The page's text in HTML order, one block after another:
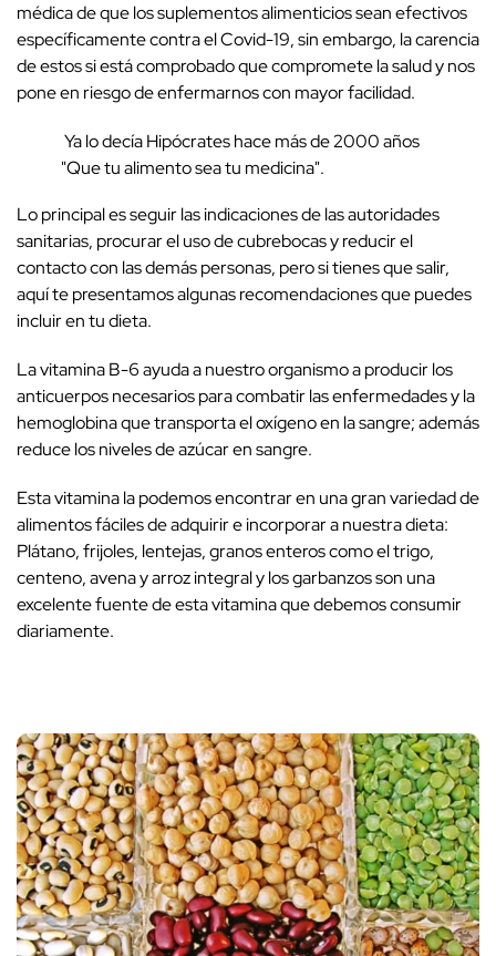
médica de que los suplementos alimenticios sean efectivos
específicamente contra el Covid-19, sin embargo, la carencia
de estos si está comprobado que compromete la salud y nos
pone en riesgo de enfermarnos con mayor facilidad.
Ya lo decía Hipócrates hace más de 2000 años
"Que tu alimento sea tu medicina".
Lo principal es seguir las indicaciones de las autoridades
sanitarias, procurar el uso de cubrebocas y reducir el
contacto con las demás personas, pero si tienes que salir,
aquí te presentamos algunas recomendaciones que puedes
incluir en tu dieta.
La vitamina B-6 ayuda a nuestro organismo a producir los
anticuerpos necesarios para combatir las enfermedades y la
hemoglobina que transporta el oxígeno en la sangre; además
reduce los niveles de azúcar en sangre.
Esta vitamina la podemos encontrar en una gran variedad de
alimentos fáciles de adquirir e incorporar a nuestra dieta:
Plátano, frijoles, lentejas, granos enteros como el trigo,
centeno, avena y arroz integral y los garbanzos son una
excelente fuente de esta vitamina que debemos consumir
diariamente.